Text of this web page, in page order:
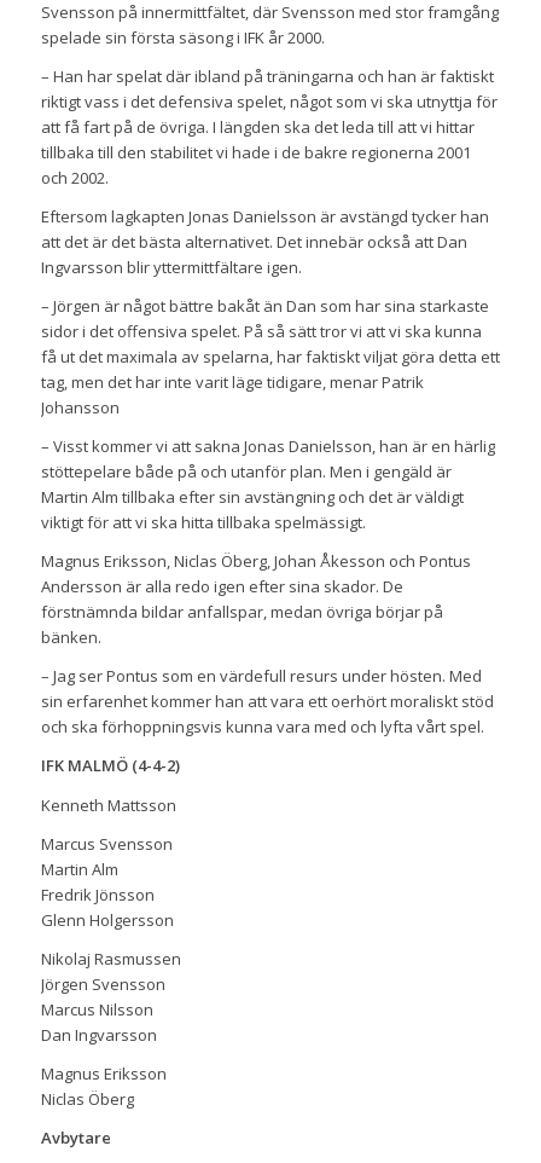
Svensson på innermittfältet, där Svensson med stor framgång
spelade sin första säsong i IFK år 2000.
– Han har spelat där ibland på träningarna och han är faktiskt
riktigt vass i det defensiva spelet, något som vi ska utnyttja för
att få fart på de övriga. I längden ska det leda till att vi hittar
tillbaka till den stabilitet vi hade i de bakre regionerna 2001
och 2002.
Eftersom lagkapten Jonas Danielsson är avstängd tycker han
att det är det bästa alternativet. Det innebär också att Dan
Ingvarsson blir yttermittfältare igen.
– Jörgen är något bättre bakåt än Dan som har sina starkaste
sidor i det offensiva spelet. På så sätt tror vi att vi ska kunna
få ut det maximala av spelarna, har faktiskt viljat göra detta ett
tag, men det har inte varit läge tidigare, menar Patrik
Johansson
– Visst kommer vi att sakna Jonas Danielsson, han är en härlig
stöttepelare både på och utanför plan. Men i gengäld är
Martin Alm tillbaka efter sin avstängning och det är väldigt
viktigt för att vi ska hitta tillbaka spelmässigt.
Magnus Eriksson, Niclas Öberg, Johan Åkesson och Pontus
Andersson är alla redo igen efter sina skador. De
förstnämnda bildar anfallspar, medan övriga börjar på
bänken.
– Jag ser Pontus som en värdefull resurs under hösten. Med
sin erfarenhet kommer han att vara ett oerhört moraliskt stöd
och ska förhoppningsvis kunna vara med och lyfta vårt spel.
IFK MALMÖ (4-4-2)
Kenneth Mattsson
Marcus Svensson
Martin Alm
Fredrik Jönsson
Glenn Holgersson
Nikolaj Rasmussen
Jörgen Svensson
Marcus Nilsson
Dan Ingvarsson
Magnus Eriksson
Niclas Öberg
Avbytare